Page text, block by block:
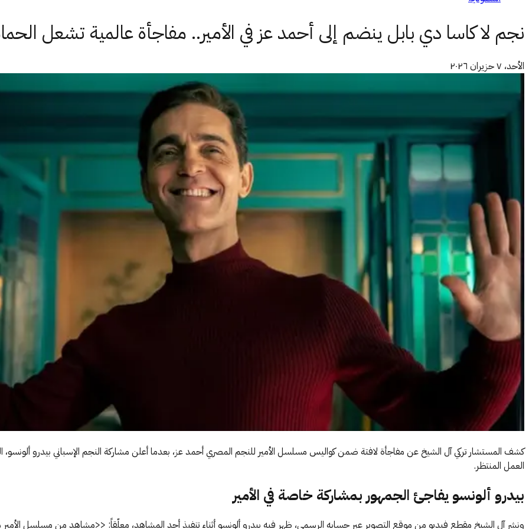
نجم لا كاسا دي بابل ينضم إلى أحمد عز في الأمير.. مفاجأة عالمية تشعل
الأحد، ٧ حزيران ٢٠٢٦
العمل المنتظر.
بيدرو ألونسو يفاجئ الجمهور بمشاركة خاصة في الأمير
ونشر آل الشيخ مقطع فيديو من موقع التصوير عبر حسابه الرسمي، ظهر فيه بيدرو ألونسو أثناء تنفيذ أحد المشاهد، معلّقاً: <<مشاهد من مسلسل